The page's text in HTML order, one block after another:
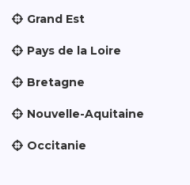
Grand Est
Pays de la Loire
Bretagne
Nouvelle-Aquitaine
Occitanie